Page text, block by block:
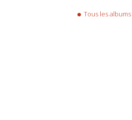
Tous les albums